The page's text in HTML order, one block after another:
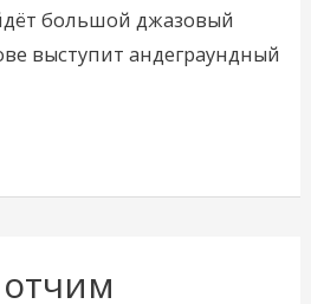
большой джазовый
выступит андеграундный
отчим